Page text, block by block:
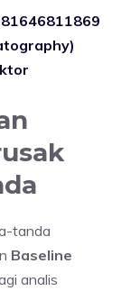
tanda
Baseline
analis